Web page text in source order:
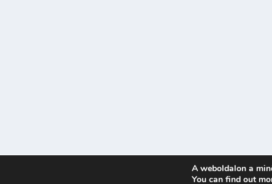
| Üzemeltető: WordPress
A weboldalon a
You can find out